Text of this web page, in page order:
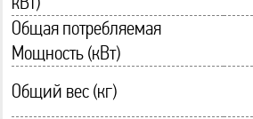
Общая потребляемая
Мощность (кВт)
Общий вес (кг)